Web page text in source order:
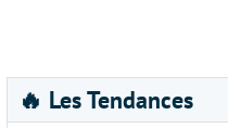
🔥 Les Tendances